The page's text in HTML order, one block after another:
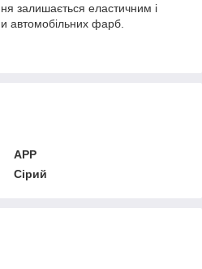
залишається еластичним і
автомобільних фарб.
APP
Сірий